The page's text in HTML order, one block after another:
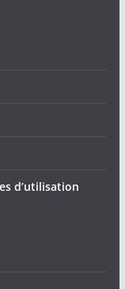
d’utilisation